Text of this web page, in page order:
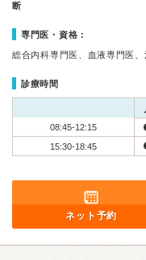
断
専門医・資格：
総合内科専門医、血液専門医
診療時間
08:45-12:15
15:30-18:45
ネット予約